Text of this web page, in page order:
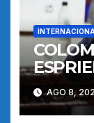
AGO 8,